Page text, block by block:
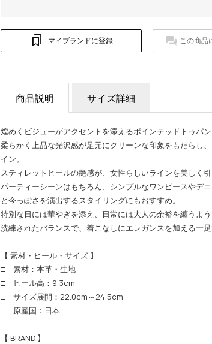
マイブランドに登録 この商品
商品説明 サイズ詳細
煌めくビジューがアクセントを添えるポインテッドトゥパン
柔らかく上品な光沢感が足元にクリーンな印象をもたらし
イン。
スティレットヒールの艶感が、女性らしいラインを美しく引
パーティーシーンはもちろん、シンプルなワンピースやデ
と今っぽさを演出するスタイリングにもおすすめ。
特別な日には華やぎを添え、日常には大人の余裕を纏うよう
洗練されたバランスで、着こなしにエレガンスを加える一足
【 素材・ヒール・サイズ 】
□ 素材：本革・生地
□ ヒール高：9.3cm
□ サイズ展開：22.0cm～24.5cm
□ 原産国：日本
【 BRAND 】